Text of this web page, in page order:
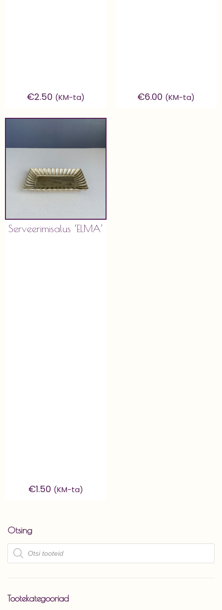
€2.50 (KM-ta) €6.00 (KM-ta)
Serveerimisalus ‘ELMA’
€1.50 (KM-ta)
Otsing
Products
search
Tootekategooriad